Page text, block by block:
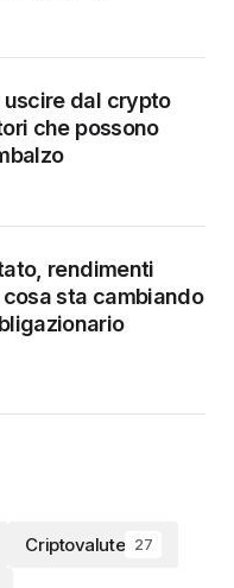
uscire dal crypto
che possono
rendimenti
sta cambiando
Criptovalute 27